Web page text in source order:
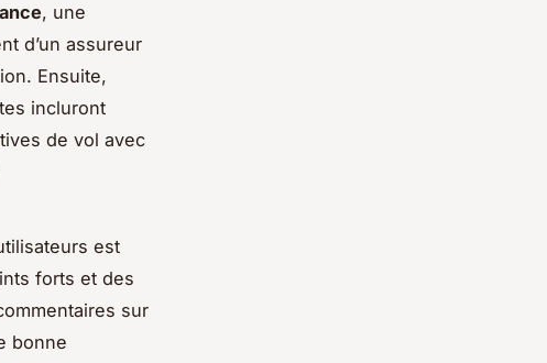
, une
d’un assureur
Ensuite,
incluront
de vol avec
est
forts et des
sur
bonne